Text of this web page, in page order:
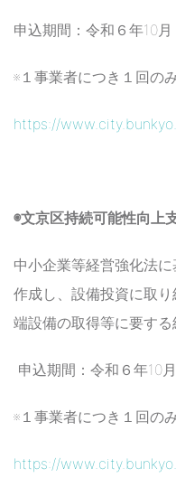
申込期間：令和６年10
※１事業者につき１回のみ
https://
◉文京区持続可能性向上
中小企業等経営強化法
作成し、設備投資に取
端設備の取得等に要する
申込期間：令和６年10
※１事業者につき１回のみ
https://